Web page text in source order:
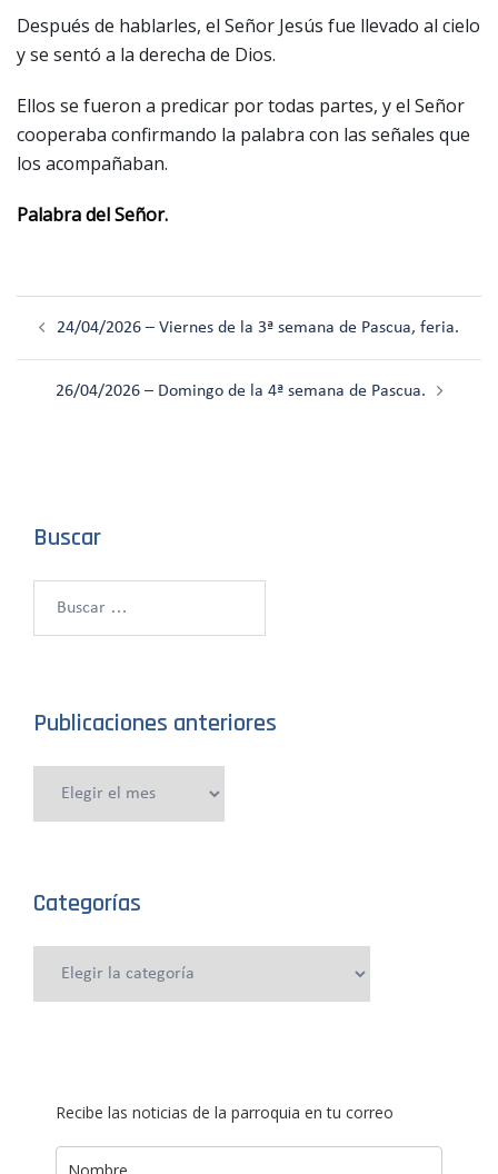
Después de hablarles, el Señor Jesús fue llevado al cielo
y se sentó a la derecha de Dios.
Ellos se fueron a predicar por todas partes, y el Señor
cooperaba confirmando la palabra con las señales que
los acompañaban.
Palabra del Señor.
de
24/04/2026 – Viernes de la 3ª semana de Pascua, feria.
26/04/2026 – Domingo de la 4ª semana de Pascua.
Buscar
Publicaciones anteriores
Categorías
Recibe las noticias de la parroquia en tu correo